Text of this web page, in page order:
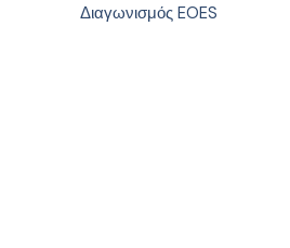
Διαγωνισμός EOES